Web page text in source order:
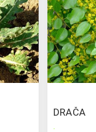
DRAČA